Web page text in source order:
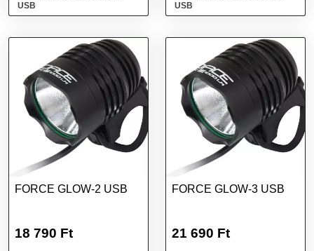
USB
USB
FORCE GLOW-2 USB
18 790 Ft
FORCE GLOW-3 USB
21 690 Ft